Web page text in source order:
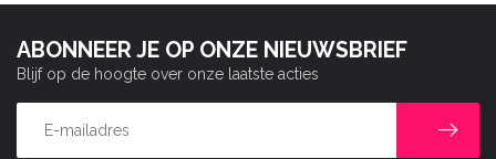
ABONNEER JE OP ONZE NIEUWSBRIEF
Blijf op de hoogte over onze laatste acties